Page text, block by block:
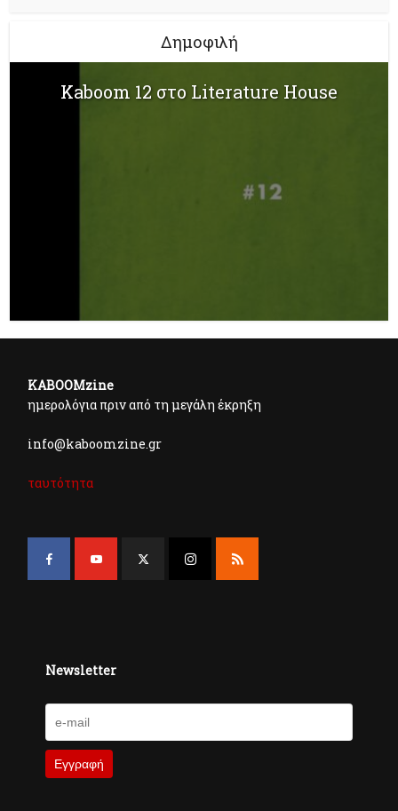
Δημοφιλή
Kaboom 12 στο Literature House
KABOOMzine
ημερολόγια πριν από τη μεγάλη έκρηξη
info@kaboomzine.gr
ταυτότητα
Newsletter